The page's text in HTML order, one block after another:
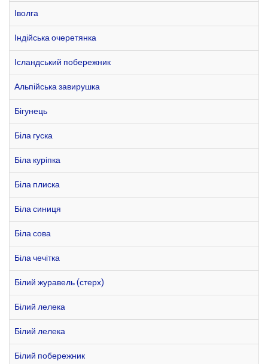
Іволга
Індійська очеретянка
Ісландський побережник
Альпійська завирушка
Бігунець
Біла гуска
Біла куріпка
Біла плиска
Біла синиця
Біла сова
Біла чечітка
Білий журавель (стерх)
Білий лелека
Білий лелека
Білий побережник